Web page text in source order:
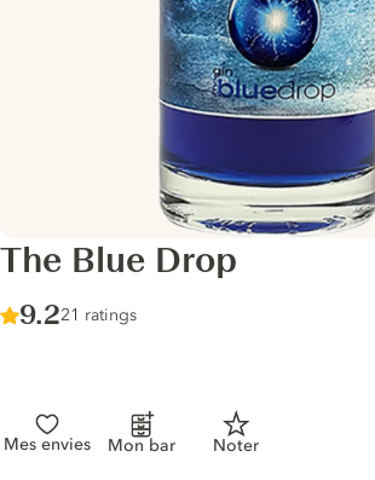
The Blue Drop
Score :
9.2/ 10
21 ratings
Mes envies Mon bar Noter